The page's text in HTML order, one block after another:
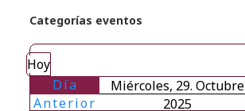
Categorías eventos
Hoy
Día
Anterior
Miércoles, 29. Octubre
2025